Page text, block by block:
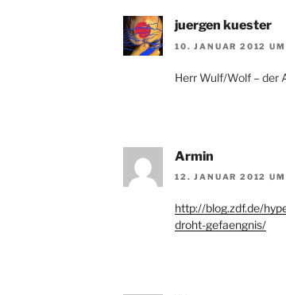
juergen kuester
10. JANUAR 2012
Herr Wulf/Wolf – der
Armin
12. JANUAR 2012
http://blog.zdf.de/
droht-gefaengnis/